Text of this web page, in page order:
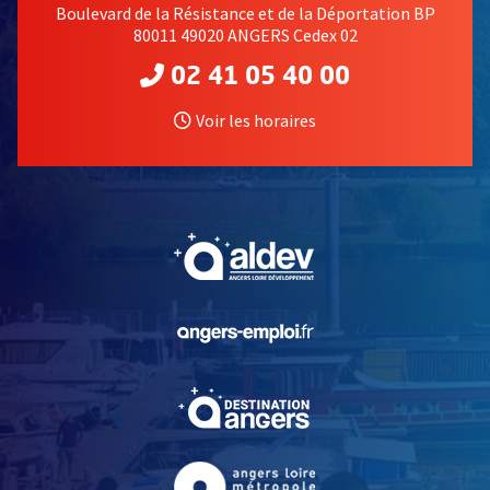
Boulevard de la Résistance et de la Déportation BP
80011 49020 ANGERS Cedex 02
02 41 05 40 00
Voir les horaires
, Ouvre une nouvelle
, Ouvre une nouvelle